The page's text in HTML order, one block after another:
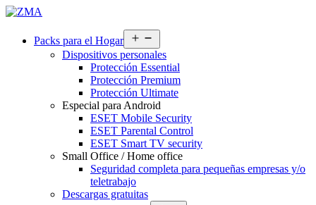
Packs para el Hogar
el
menú
Dispositivos personales
Protección Essential
Protección Premium
Protección Ultimate
Especial para Android
ESET Mobile Security
ESET Parental Control
ESET Smart TV security
Small Office / Home office
Seguridad completa para pequeñas empresas y/o
teletrabajo
Descargas gratuitas